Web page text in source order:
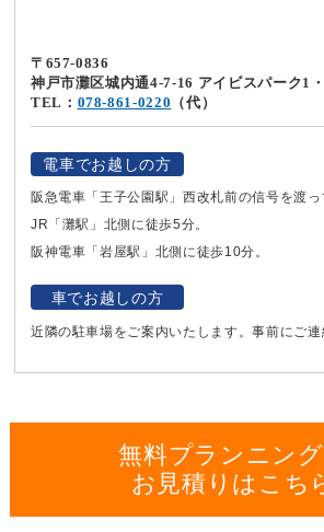
〒657-0836
神戸市灘区城内通4-7-16 アイビスパーク1
TEL： 078-861-0220 （代）
電車でお越しの方
阪急電車「王子公園駅」西改札前の信号を渡っ
JR「灘駅」北側に徒歩5分。
阪神電車「岩屋駅」北側に徒歩10分。
車でお越しの方
近隣の駐車場をご案内いたします。事前にご連
無料プランニング
お見積りはこち